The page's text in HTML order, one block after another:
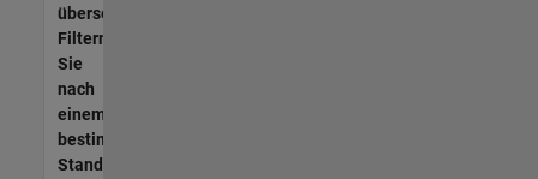
übersetzt.
Filtern
Sie
nach
einem
bestimmten
Standort,